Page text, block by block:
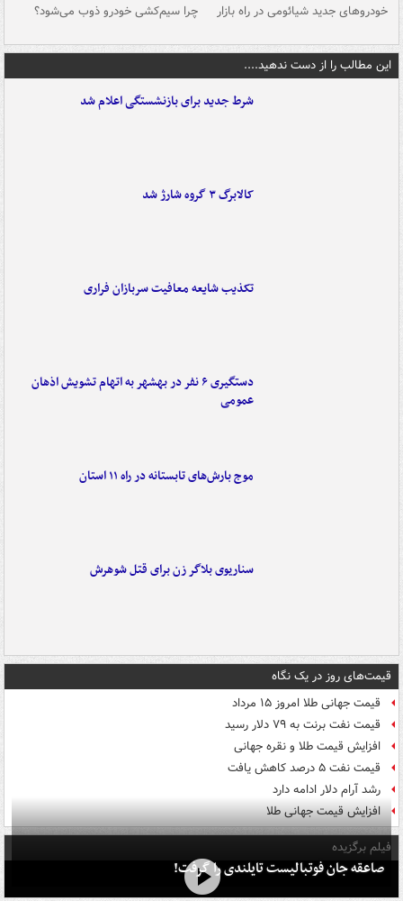
خودروهای جدید شیائومی در راه بازار چرا سیم‌کشی خودرو ذوب می‌شود؟
این مطالب را از دست ندهید....
شرط جدید برای بازنشستگی اعلام شد
کالابرگ ۳ گروه شارژ شد
تکذیب شایعه معافیت سربازان فراری
دستگیری ۶ نفر در بهشهر به اتهام تشویش اذهان
عمومی
موج بارش‌های تابستانه در راه ۱۱ استان
سناریوی بلاگر زن برای قتل شوهرش
قیمت‌های روز در یک نگاه
قیمت جهانی طلا امروز ۱۵ مرداد
قیمت نفت برنت به ۷۹ دلار رسید
افزایش قیمت طلا و نقره جهانی
قیمت نفت ۵ درصد کاهش یافت
رشد آرام دلار ادامه دارد
افزایش قیمت جهانی طلا
فیلم برگزیده
صاعقه جان فوتبالیست تایلندی را گرفت!